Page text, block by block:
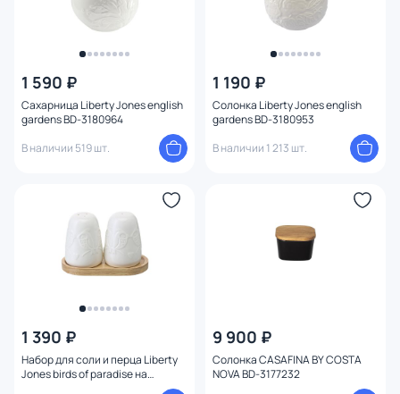
1 590 ₽
Сахарница Liberty Jones english
gardens BD-3180964
В наличии 519 шт.
1 190 ₽
Солонка Liberty Jones english
gardens BD-3180953
В наличии 1 213 шт.
1 390 ₽
Набор для соли и перца Liberty
Jones birds of paradise на
9 900 ₽
Солонка CASAFINA BY COSTA
NOVA BD-3177232